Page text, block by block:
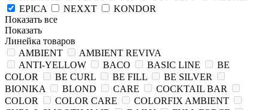
EPICA
NEXXT
KONDOR
Показать все
Показать
Линейка товаров
AMBIENT
AMBIENT REVIVA
ANTI-YELLOW
BACO BASIC LINE
BE
COLOR
BE CURL BE FILL
BE SILVER
BIONIKA
BLOND CARE
COCKTAIL BAR
COLOR
COLOR CARE
COLORFIX AMBIENT